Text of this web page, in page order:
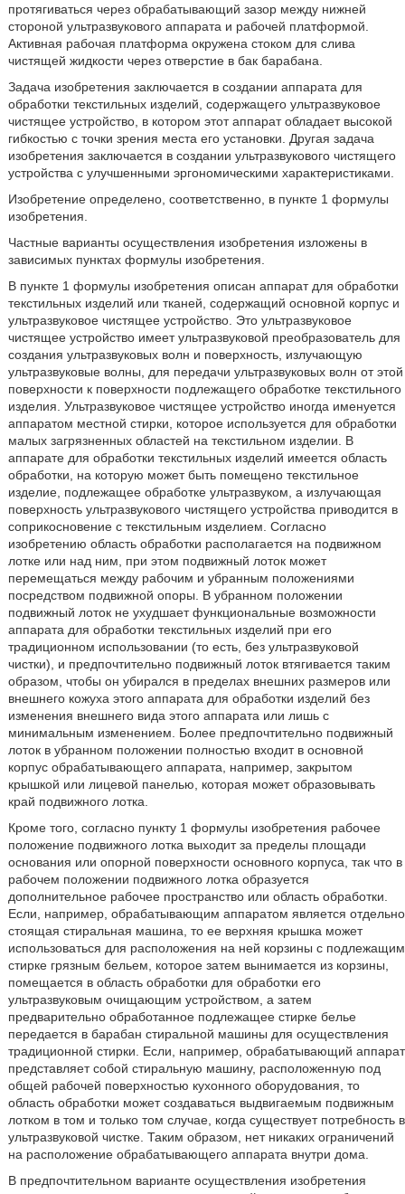
протягиваться через обрабатывающий зазор между нижней
стороной ультразвукового аппарата и рабочей платформой.
Активная рабочая платформа окружена стоком для слива
чистящей жидкости через отверстие в бак барабана.
Задача изобретения заключается в создании аппарата для
обработки текстильных изделий, содержащего ультразвуковое
чистящее устройство, в котором этот аппарат обладает высокой
гибкостью с точки зрения места его установки. Другая задача
изобретения заключается в создании ультразвукового чистящего
устройства с улучшенными эргономическими характеристиками.
Изобретение определено, соответственно, в пункте 1 формулы
изобретения.
Частные варианты осуществления изобретения изложены в
зависимых пунктах формулы изобретения.
В пункте 1 формулы изобретения описан аппарат для обработки
текстильных изделий или тканей, содержащий основной корпус и
ультразвуковое чистящее устройство. Это ультразвуковое
чистящее устройство имеет ультразвуковой преобразователь для
создания ультразвуковых волн и поверхность, излучающую
ультразвуковые волны, для передачи ультразвуковых волн от этой
поверхности к поверхности подлежащего обработке текстильного
изделия. Ультразвуковое чистящее устройство иногда именуется
аппаратом местной стирки, которое используется для обработки
малых загрязненных областей на текстильном изделии. В
аппарате для обработки текстильных изделий имеется область
обработки, на которую может быть помещено текстильное
изделие, подлежащее обработке ультразвуком, а излучающая
поверхность ультразвукового чистящего устройства приводится в
соприкосновение с текстильным изделием. Согласно
изобретению область обработки располагается на подвижном
лотке или над ним, при этом подвижный лоток может
перемещаться между рабочим и убранным положениями
посредством подвижной опоры. В убранном положении
подвижный лоток не ухудшает функциональные возможности
аппарата для обработки текстильных изделий при его
традиционном использовании (то есть, без ультразвуковой
чистки), и предпочтительно подвижный лоток втягивается таким
образом, чтобы он убирался в пределах внешних размеров или
внешнего кожуха этого аппарата для обработки изделий без
изменения внешнего вида этого аппарата или лишь с
минимальным изменением. Более предпочтительно подвижный
лоток в убранном положении полностью входит в основной
корпус обрабатывающего аппарата, например, закрытом
крышкой или лицевой панелью, которая может образовывать
край подвижного лотка.
Кроме того, согласно пункту 1 формулы изобретения рабочее
положение подвижного лотка выходит за пределы площади
основания или опорной поверхности основного корпуса, так что в
рабочем положении подвижного лотка образуется
дополнительное рабочее пространство или область обработки.
Если, например, обрабатывающим аппаратом является отдельно
стоящая стиральная машина, то ее верхняя крышка может
использоваться для расположения на ней корзины с подлежащим
стирке грязным бельем, которое затем вынимается из корзины,
помещается в область обработки для обработки его
ультразвуковым очищающим устройством, а затем
предварительно обработанное подлежащее стирке белье
передается в барабан стиральной машины для осуществления
традиционной стирки. Если, например, обрабатывающий аппарат
представляет собой стиральную машину, расположенную под
общей рабочей поверхностью кухонного оборудования, то
область обработки может создаваться выдвигаемым подвижным
лотком в том и только том случае, когда существует потребность в
ультразвуковой чистке. Таким образом, нет никаких ограничений
на расположение обрабатывающего аппарата внутри дома.
В предпочтительном варианте осуществления изобретения